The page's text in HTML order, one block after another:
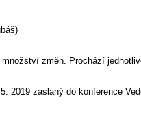
změn. Prochází
2019 zaslaný do konference